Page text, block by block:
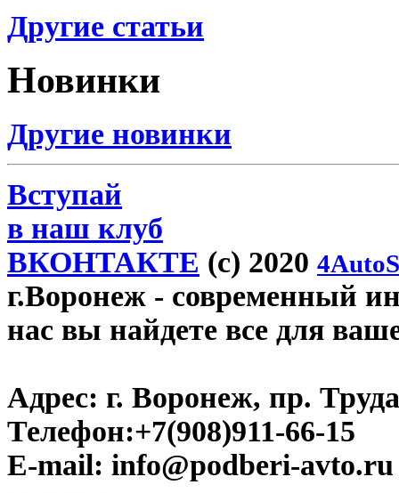
Другие статьи
Новинки
Другие новинки
Вступай
в наш клуб
ВКОНТАКТЕ (c) 2020
г.Воронеж - современный
нас вы найдете все для
Адрес: г. Воронеж, пр.
Телефон:+7(908)911-66-15
E-mail: info@podberi-avto.ru